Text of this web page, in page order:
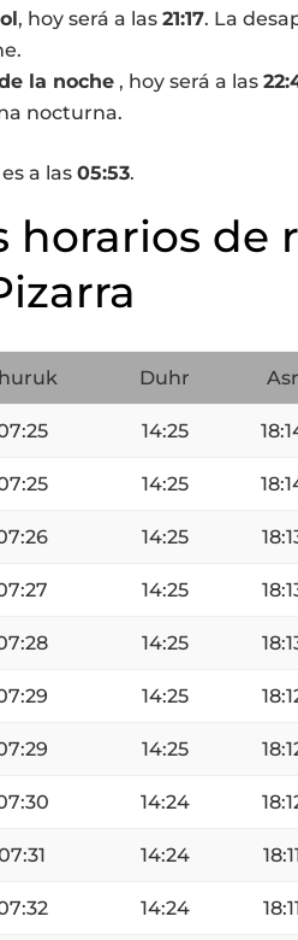
, hoy será a las21:17. La
la noche , hoy será a las
nocturna.
a las05:53.
horarios de
Duhr Asr
14:25
14:25
14:25
14:25
14:25
14:25
14:25
14:24
14:24
14:24